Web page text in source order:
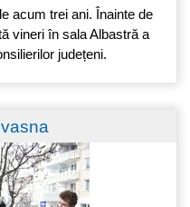
acum trei ani. Înainte de
vineri în sala Albastră a
județeni.